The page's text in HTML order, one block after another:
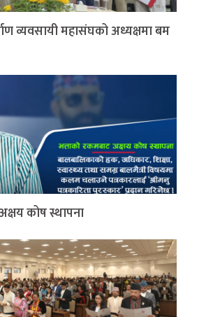
व्यवसायी महासंघको अध्यक्षमा बम
कोष स्थापना